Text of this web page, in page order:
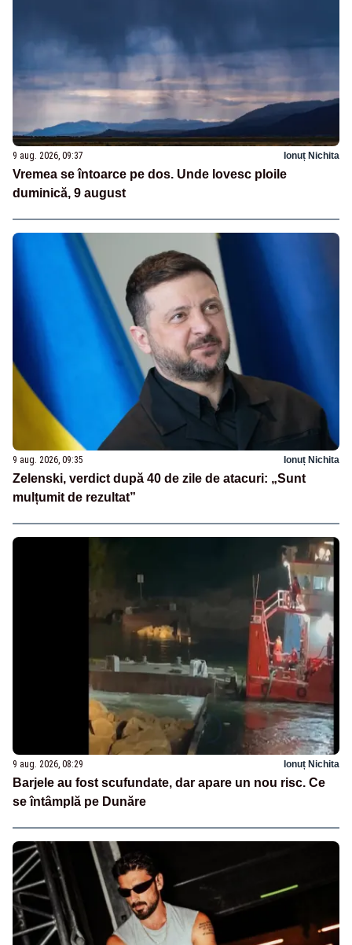
9 aug. 2026, 09:37 Ionuț Nichita
Vremea se întoarce pe dos. Unde lovesc ploile
duminică, 9 august
9 aug. 2026, 09:35 Ionuț Nichita
Zelenski, verdict după 40 de zile de atacuri: „Sunt
mulțumit de rezultat”
9 aug. 2026, 08:29 Ionuț Nichita
Barjele au fost scufundate, dar apare un nou risc. Ce
se întâmplă pe Dunăre